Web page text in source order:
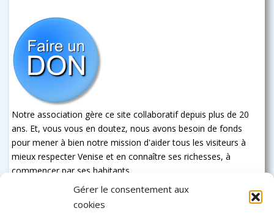
Gérer le consentement aux
cookies
Notre association gère ce site collaboratif depuis plus de 20
ans. Et, vous vous en doutez, nous avons besoin de fonds
pour mener à bien notre mission d'aider tous les visiteurs à
mieux respecter Venise et en connaître ses richesses, à
commencer par ses habitants